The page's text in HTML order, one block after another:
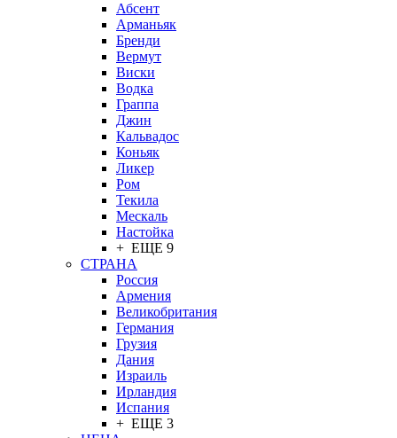
Абсент
Арманьяк
Бренди
Вермут
Виски
Водка
Граппа
Джин
Кальвадос
Коньяк
Ликер
Ром
Текила
Мескаль
Настойка
+ ЕЩЕ 9
СТРАНА
Россия
Армения
Великобритания
Германия
Грузия
Дания
Израиль
Ирландия
Испания
+ ЕЩЕ 3